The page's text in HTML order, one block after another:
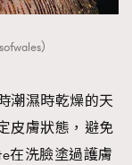
）
潮濕時乾燥的天
皮膚狀態，避免
在洗臉塗過護膚